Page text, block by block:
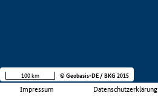
Impressum Datenschutzerklärung
100 km © Geobasis-DE / BKG 2015